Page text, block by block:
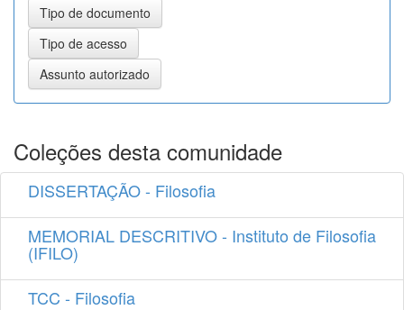
Coleções desta comunidade
DISSERTAÇÃO - Filosofia
MEMORIAL DESCRITIVO - Instituto de Filosofia
(IFILO)
TCC - Filosofia